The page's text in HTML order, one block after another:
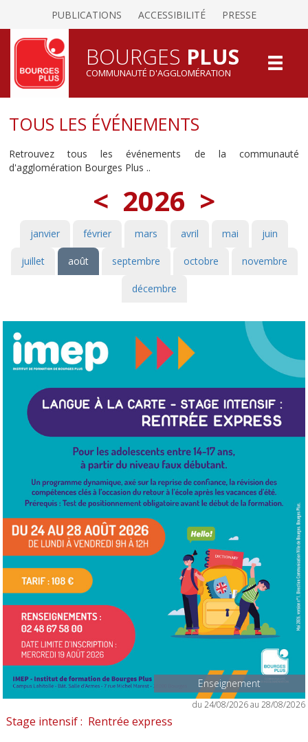
PUBLICATIONS ACCESSIBILITÉ PRESSE
BOURGES PLUS
COMMUNAUTÉ D'AGGLOMÉRATION
TOUS LES ÉVÉNEMENTS
Retrouvez tous les événements de la communauté
d'agglomération Bourges Plus ..
< 2026 >
janvier février mars avril mai juin
juillet août septembre octobre novembre
décembre
Enseignement
du 24/08/2026 au 28/08/2026
Stage intensif : Rentrée express